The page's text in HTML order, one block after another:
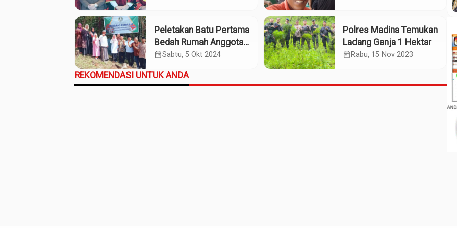
Peletakan Batu Pertama
Bedah Rumah Anggota
KMM di Desa Kayulaut
calendar_monthSabtu, 5 Okt 2024
Polres Madina Temukan
Ladang Ganja 1 Hektar
calendar_month Rabu, 15 Nov 2023
REKOMENDASI UNTUK ANDA